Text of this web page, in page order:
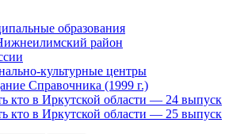
образования
район
культурные центры
Справочника (1999 г.)
кто в Иркутской области — 24 выпуск
кто в Иркутской области — 25 выпуск